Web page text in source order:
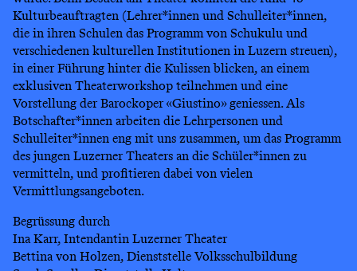
Kulturbeauftragten (Lehrer*innen und Schulleiter*innen,
die in ihren Schulen das Programm von Schukulu und
verschiedenen kulturellen Institutionen in Luzern streuen),
in einer Führung hinter die Kulissen blicken, an einem
exklusiven Theaterworkshop teilnehmen und eine
Vorstellung der Barockoper «Giustino» geniessen. Als
Botschafter*innen arbeiten die Lehrpersonen und
Schulleiter*innen eng mit uns zusammen, um das Programm
des jungen Luzerner Theaters an die Schüler*innen zu
vermitteln, und profitieren dabei von vielen
Vermittlungsangeboten.
Begrüssung durch
Ina Karr, Intendantin Luzerner Theater
Bettina von Holzen, Dienststelle Volksschulbildung